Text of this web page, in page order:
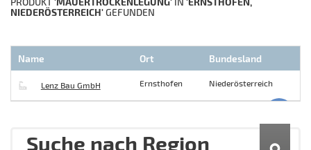
NIEDERÖSTERREICH'GEFUNDEN
Name Ort Bundesland
Lenz Bau GmbH Ernsthofen Niederösterreich
Suche nach Region